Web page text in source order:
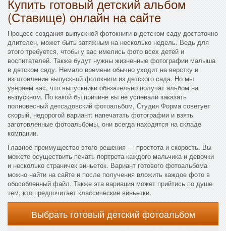
Купить готовый детский альбом
(Ставище) онлайн на сайте
Процесс создания выпускной фотокниги в детском саду достаточно
длителен, может быть затяжным на несколько недель. Ведь для
этого требуется, чтобы у вас имелись фото всех детей и
воспитателей. Также будут нужны жизненные фотографии малыша
в детском саду. Немало времени обычно уходит на верстку и
изготовление выпускной фотокниги из детского сада. Но мы
уверяем вас, что выпускники обязательно получат альбом на
выпускном. По какой бы причине вы не успевали заказать
полновесный детсадовский фотоальбом, Студия Форма советует
скорый, недорогой вариант: напечатать фотографии и взять
заготовленные фотоальбомы, они всегда находятся на складе
компании.
Главное преимущество этого решения — простота и скорость. Вы
можете осуществить печать портрета каждого мальчика и девочки
и несколько страничек виньеток. Вариант готового фотоальбома
можно найти на сайте и после получения вложить каждое фото в
обособленный файл. Также эта вариация может прийтись по душе
тем, кто предпочитает классические виньетки.
Выбрать готовый детский фотоальбом